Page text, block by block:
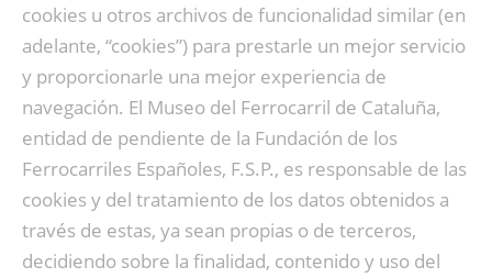
cookies u otros archivos de funcionalidad similar (en
adelante, “cookies”) para prestarle un mejor servicio
y proporcionarle una mejor experiencia de
navegación. El Museo del Ferrocarril de Cataluña,
entidad de pendiente de la Fundación de los
Ferrocarriles Españoles, F.S.P., es responsable de las
cookies y del tratamiento de los datos obtenidos a
través de estas, ya sean propias o de terceros,
decidiendo sobre la finalidad, contenido y uso del